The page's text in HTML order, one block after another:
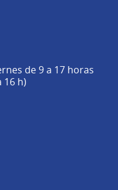
de 9 a 17 horas
16 h)